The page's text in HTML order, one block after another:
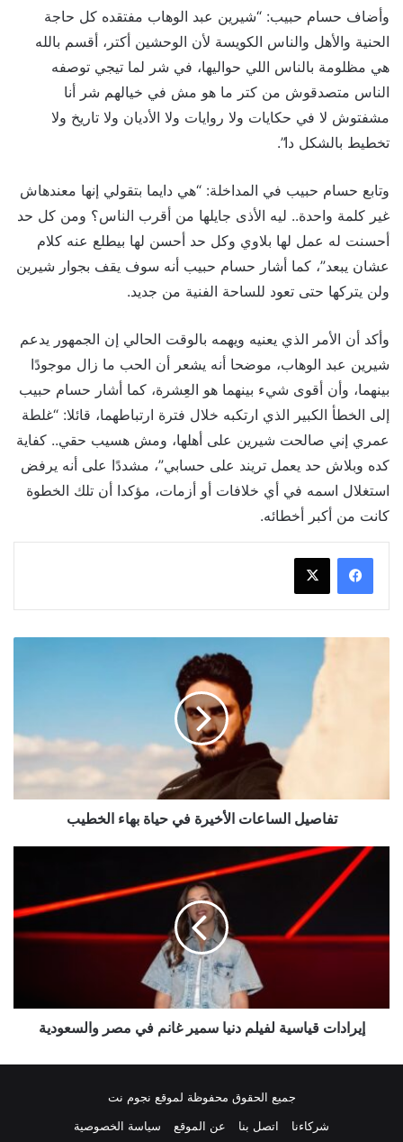
وأضاف حسام حبيب: “شيرين عبد الوهاب مفتقده كل حاجة
الحنية والأهل والناس الكويسة لأن الوحشين أكتر، أقسم بالله
هي مظلومة بالناس اللي حواليها، في شر لما تيجي توصفه
الناس متصدقوش من كتر ما هو مش في خيالهم شر أنا
مشفتوش لا في حكايات ولا روايات ولا الأديان ولا تاريخ ولا
تخطيط بالشكل دا”.
وتابع حسام حبيب في المداخلة: “هي دايما بتقولي إنها معندهاش
غير كلمة واحدة.. ليه الأذى جايلها من أقرب الناس؟ ومن كل حد
أحسنت له عمل لها بلاوي وكل حد أحسن لها بيطلع عنه كلام
عشان يبعد”، كما أشار حسام حبيب أنه سوف يقف بجوار شيرين
ولن يتركها حتى تعود للساحة الفنية من جديد.
وأكد أن الأمر الذي يعنيه ويهمه بالوقت الحالي إن الجمهور يدعم
شيرين عبد الوهاب، موضحا أنه يشعر أن الحب ما زال موجودًا
بينهما، وأن أقوى شيء بينهما هو العِشرة، كما أشار حسام حبيب
إلى الخطأ الكبير الذي ارتكبه خلال فترة ارتباطهما، قائلا: “غلطة
عمري إني صالحت شيرين على أهلها، ومش هسيب حقي.. كفاية
كده وبلاش حد يعمل تريند على حسابي”، مشددًا على أنه يرفض
استغلال اسمه في أي خلافات أو أزمات، مؤكدا أن تلك الخطوة
كانت من أكبر أخطائه.
تفاصيل الساعات الأخيرة في حياة بهاء الخطيب
إيرادات
والسعودية
إيرادات قياسية لفيلم دنيا سمير غانم في مصر والسعودية
جميع الحقوق محفوظة لموقع نجوم نت
شركاءنا
اتصل بنا عن الموقع سياسة الخصوصية